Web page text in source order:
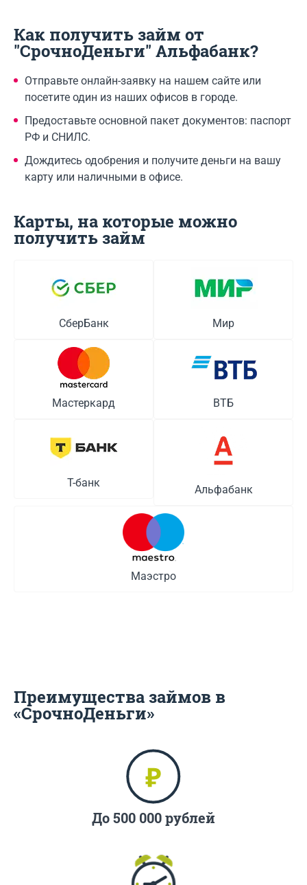
Как получить займ от
"СрочноДеньги" Альфабанк?
Отправьте онлайн-заявку на нашем сайте или
посетите один из наших офисов в городе.
Предоставьте основной пакет документов: паспорт
РФ и СНИЛС.
Дождитесь одобрения и получите деньги на вашу
карту или наличными в офисе.
Карты, на которые можно
получить займ
СберБанк Мир
Мастеркард ВТБ
Т-банк
Альфабанк
Маэстро
Преимущества займов в
«СрочноДеньги»
До 500 000 рублей